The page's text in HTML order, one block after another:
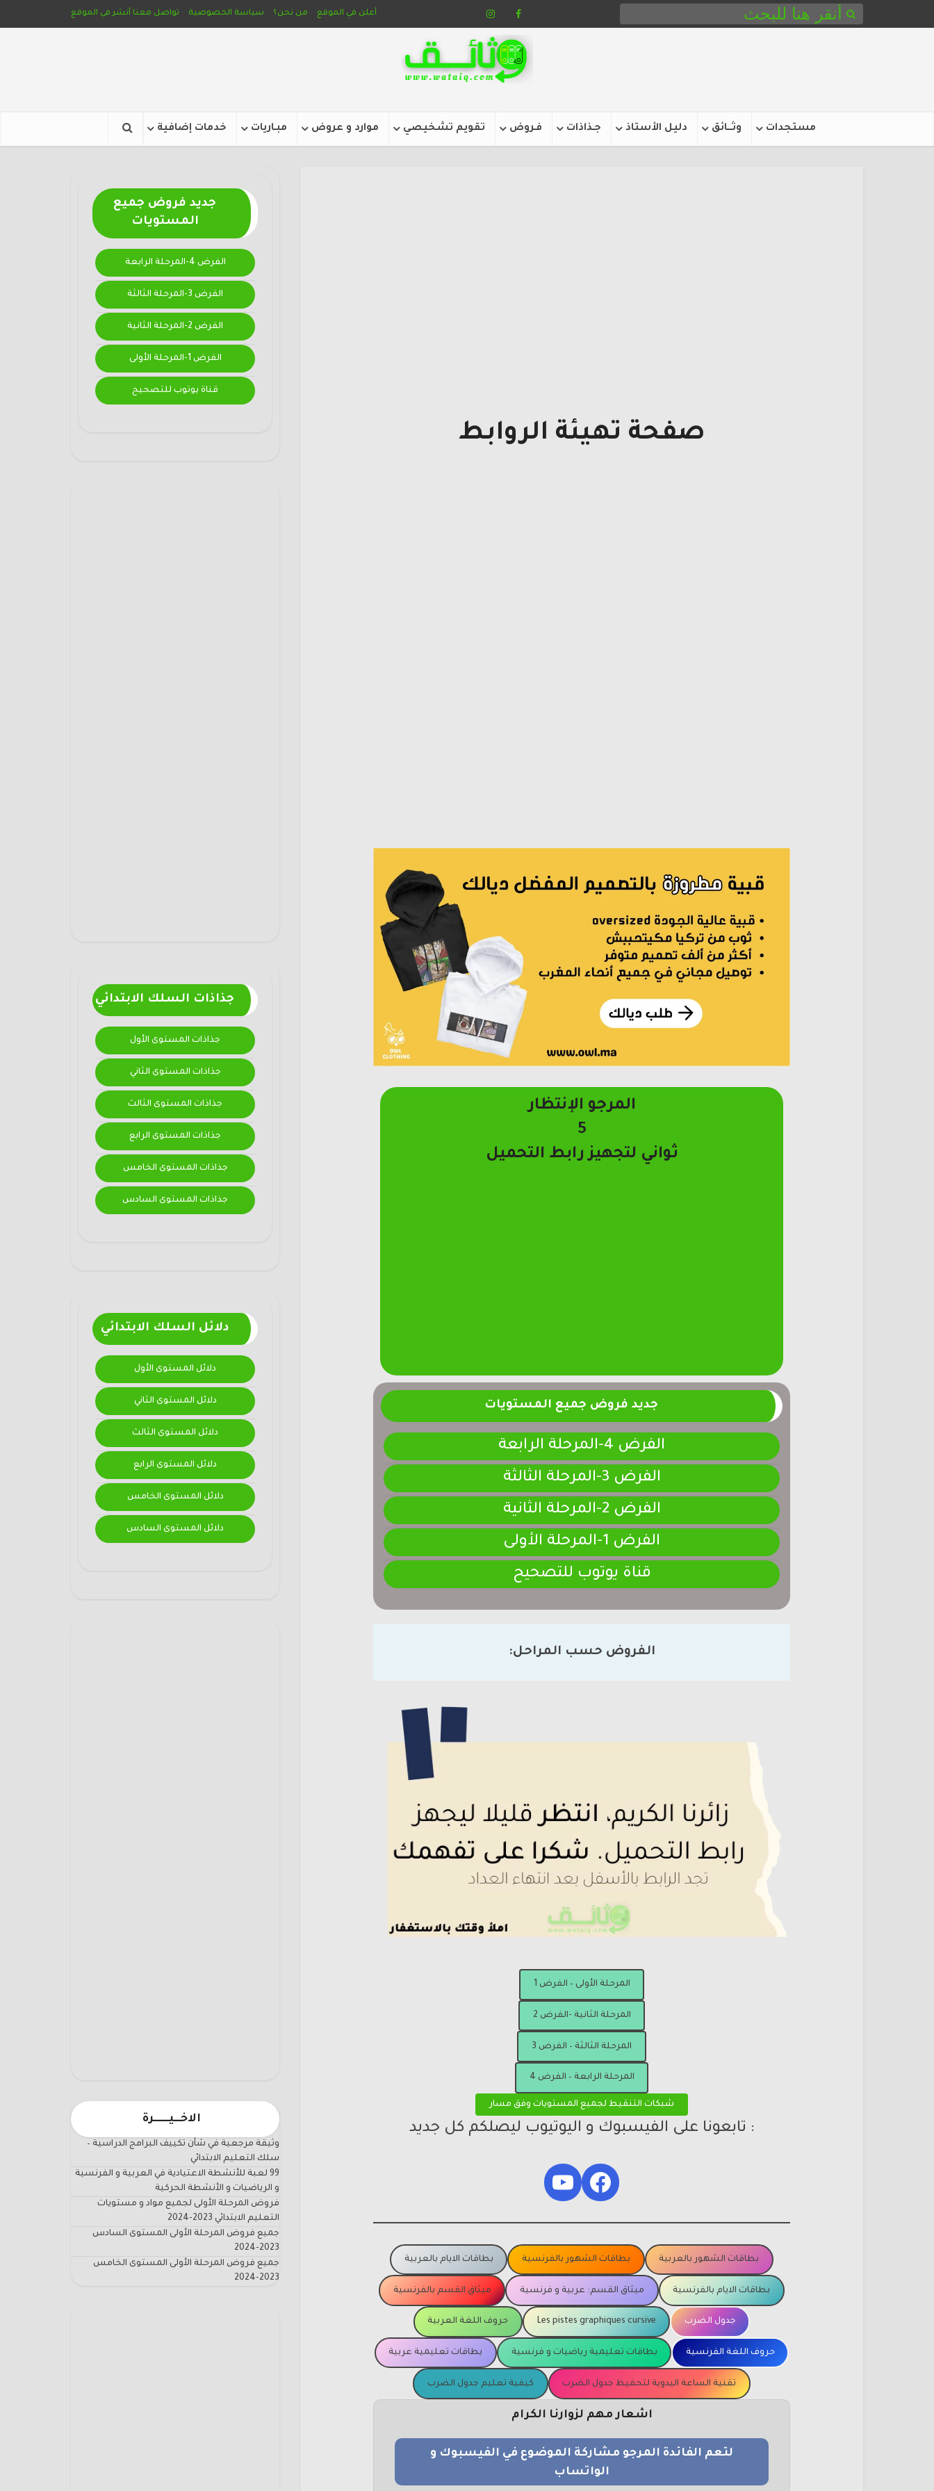
أعلن في الموقع من نحن؟ سياسة الخصوصية تواصل معنا أنشر في الموقع
مستجدات وثـــائق دليل الأستاذ جـذاذات فـروض تقويم تشخيصي موارد و عروض مبـاريات خدمات إضافية
جديد فروض جميع
المستويات
الفرض 4-المرحلة الرابعة
الفرض 3-المرحلة الثالثة
الفرض 2-المرحلة الثانية
الفرض 1-المرحلة الأولى
قناة يوتوب للتصحيح
جذاذات السلك الابتدائي
جذاذات المستوى الأول
جذاذات المستوى الثاني
جذاذات المستوى الثالث
جذاذات المستوى الرابع
جذاذات المستوى الخامس
جذاذات المستوى السادس
دلائل السلك الابتدائي
دلائل المستوى الأول
دلائل المستوى الثاني
دلائل المستوى الثالث
دلائل المستوى الرابع
دلائل المستوى الخامس
دلائل المستوى السادس
الاخـــيـــــــرة
وثيقة مرجعية في شأن تكييف البرامج الدراسية –
سلك التعليم الابتدائي
99 لعبة للأنشطة الاعتيادية في العربية و الفرنسية
و الرياضيات و الأنشطة الحركية
فروض المرحلة الأولى لجميع مواد و مستويات
التعليم الابتدائي 2023-2024
جميع فروض المرحلة الأولى المستوى السادس
2023-2024
جميع فروض المرحلة الأولى المستوى الخامس
2023-2024
صفحة تهيئة الروابط
المرجو الإنتظار
4
ثواني لتجهيز رابط التحميل
جديد فروض جميع المستويات
الفرض 4-المرحلة الرابعة
الفرض 3-المرحلة الثالثة
الفرض 2-المرحلة الثانية
الفرض 1-المرحلة الأولى
قناة يوتوب للتصحيح
الفروض حسب المراحل:
المرحلة الأولى – الفرض 1
المرحلة الثانية -الفرض 2
المرحلة الثالثة – الفرض 3
المرحلة الرابعة – الفرض 4
شبكات التنقيط لجميع المستويات وفق مسار
: تابعونا على الفيسبوك و اليوتيوب ليصلكم كل جديد
Facebook
YouTube
بطاقات الشهور بالعربية بطاقات الشهور بالفرنسية بطاقات الايام بالعربية
بطاقات الايام بالفرنسية ميثاق القسم: عربية و فرنسية ميثاق القسم بالفرنسية
جدول الضرب Les pistes graphiques cursive حروف اللغة العربية
حروف اللغة الفرنسية بطاقات تعليمية رياضيات و فرنسية بطاقات تعليمية عربية
تقنية الساعة اليدوية لتحفيظ جدول الضرب كيفية تعليم جدول الضرب
اشعار مهم لزوارنا الكرام
لتعم الفائدة المرجو مشاركة الموضوع في الفيسبوك و
الواتساب